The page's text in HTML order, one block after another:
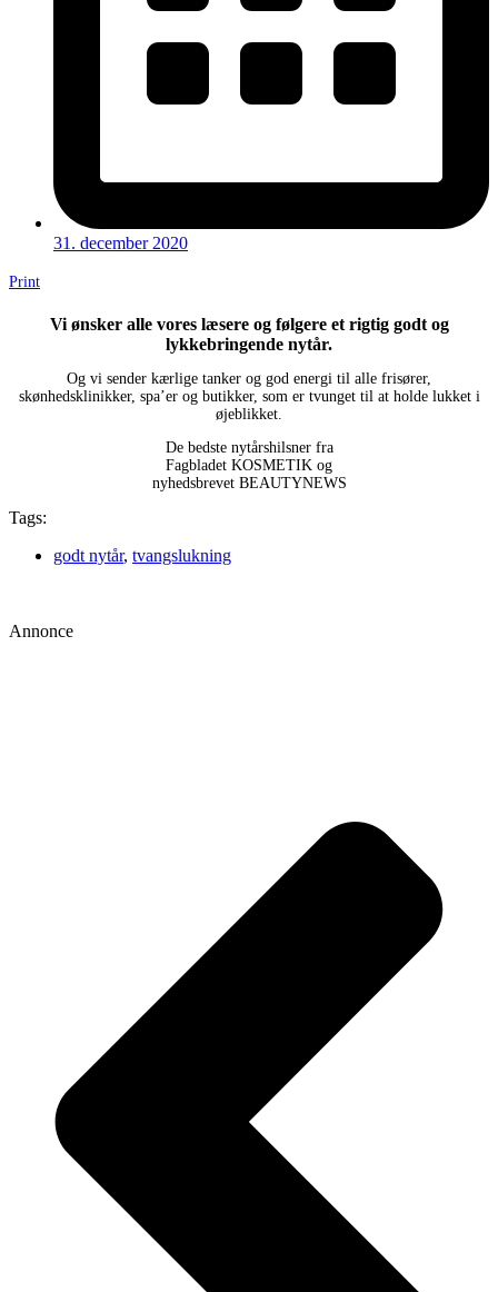
31. december 2020
Print
Vi ønsker alle vores læsere og følgere et rigtig godt og
lykkebringende nytår.
Og vi sender kærlige tanker og god energi til alle frisører,
skønhedsklinikker, spa’er og butikker, som er tvunget til at holde lukket i
øjeblikket.
De bedste nytårshilsner fra
Fagbladet KOSMETIK og
nyhedsbrevet BEAUTYNEWS
Tags:
godt nytår, tvangslukning
Annonce